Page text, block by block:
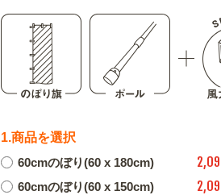
1.商品を選択
60cmのぼり(60 x 180cm)
60cmのぼり(60 x 150cm)